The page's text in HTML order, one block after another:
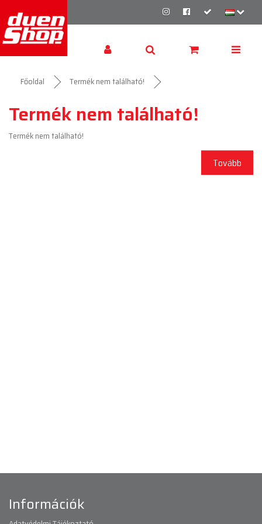
Főoldal Termék nem található!
Termék nem található!
Termék nem található!
Tovább
Információk